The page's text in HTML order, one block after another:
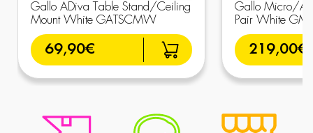
Gallo ADiva Table Stand/Ceiling
Mount White GATSCMW
69,90€
Gallo Micro/
Pair White
219,00€